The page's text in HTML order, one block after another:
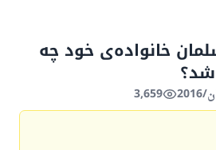
خانواده‌ی خود چه
3,659